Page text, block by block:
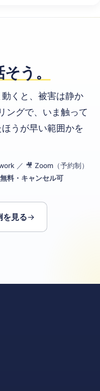
う。
くと、被害は静か
ングで、いま触って
うが早い範囲かを
／ 🎥 Zoom（予約制）
無料・キャンセル可
を見る